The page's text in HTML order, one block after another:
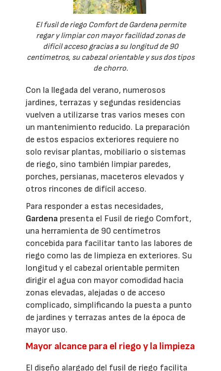
El fusil de riego Comfort de Gardena permite
regar y limpiar con mayor facilidad zonas de
difícil acceso gracias a su longitud de 90
centímetros, su cabezal orientable y sus dos tipos
de chorro.
Con la llegada del verano, numerosos
jardines, terrazas y segundas residencias
vuelven a utilizarse tras varios meses con
un mantenimiento reducido. La preparación
de estos espacios exteriores requiere no
solo revisar plantas, mobiliario o sistemas
de riego, sino también limpiar paredes,
porches, persianas, maceteros elevados y
otros rincones de difícil acceso.
Para responder a estas necesidades,
Gardena presenta el Fusil de riego Comfort,
una herramienta de 90 centímetros
concebida para facilitar tanto las labores de
riego como las de limpieza en exteriores. Su
longitud y el cabezal orientable permiten
dirigir el agua con mayor comodidad hacia
zonas elevadas, alejadas o de acceso
complicado, simplificando la puesta a punto
de jardines y terrazas antes de la época de
mayor uso.
Mayor alcance para el riego y la limpieza
El diseño alargado del fusil de riego facilita